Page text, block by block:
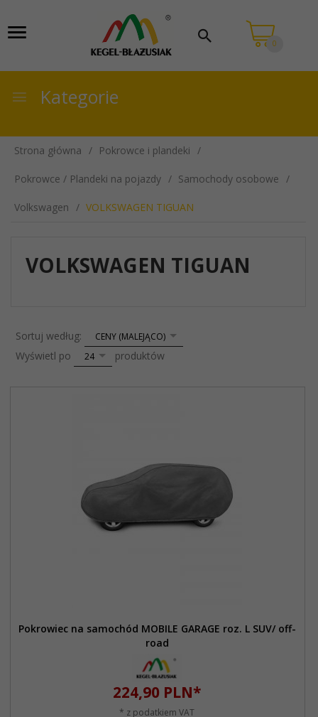
0
Kategorie
Strona główna Pokrowce i plandeki
Pokrowce / Plandeki na pojazdy Samochody osobowe
Volkswagen VOLKSWAGEN TIGUAN
VOLKSWAGEN TIGUAN
Sortuj według: sortCENY (MALEJĄCO)
Wyświetl po pop24 produktów
Pokrowiec na samochód MOBILE GARAGE roz. L SUV/ off-
road
224,90 PLN*
* z podatkiem VAT